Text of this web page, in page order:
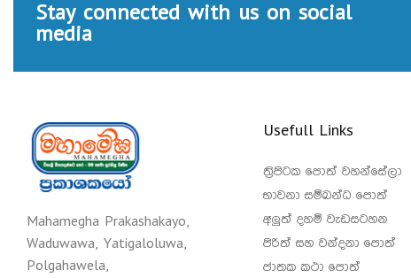
Stay connected with us on social
media
Mahamegha Prakashakayo,
Waduwawa, Yatigaloluwa,
Polgahawela,
Usefull Links
ත්‍රිපිටක පොත් වහන්සේලා
භාවනා සම්බන්ධ පොත්
අලුත් දහම් වැඩසටහන
පිරිත් සහ වන්දනා පොත්
ජාතක කථා පොත්